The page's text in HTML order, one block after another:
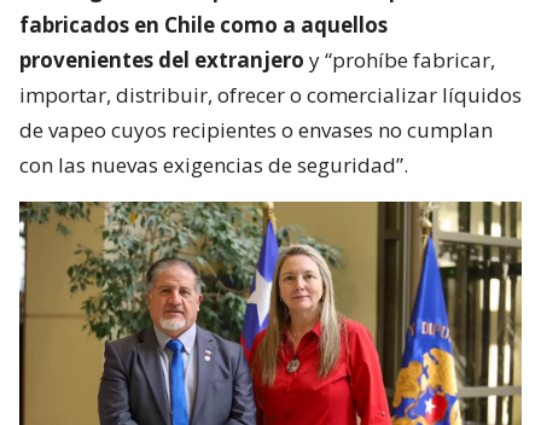
fabricados en Chile como a aquellos
provenientes del extranjero y “prohíbe fabricar,
importar, distribuir, ofrecer o comercializar líquidos
de vapeo cuyos recipientes o envases no cumplan
con las nuevas exigencias de seguridad”.